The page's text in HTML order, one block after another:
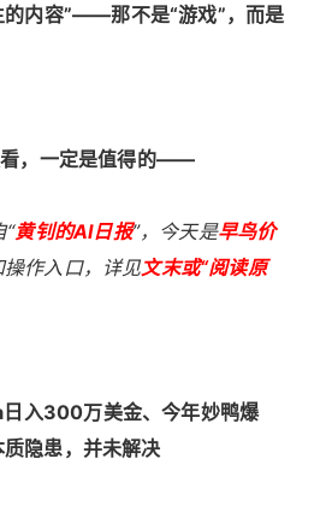
的内容”——那不是“游戏”，而是
，一定是值得的——
“黄钊的AI日报”，今天是早鸟价
作入口，详见文末或“阅读原
入300万美金、今年妙鸭爆
隐患，并未解决